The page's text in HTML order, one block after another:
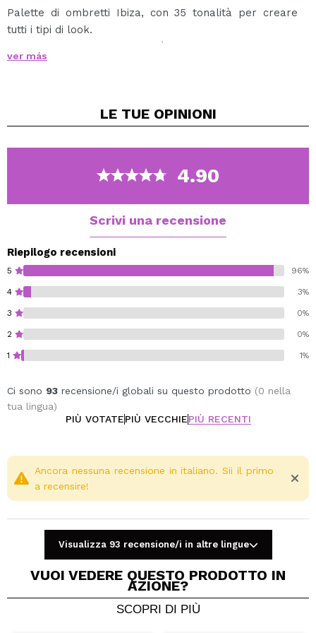
Palette di ombretti Ibiza, con 35 tonalità per creare
tutti i tipi di look.
Questa palette include tonalità opache e luccicanti.
I suoi toni sono molto colorati, dal bianco al nero più
creare un aspetto diverso ogni volta.
ver más
LE TUE OPINIONI
4.90
Scrivi una recensione
Riepilogo recensioni
5 96%
4 3%
3 0%
2 0%
1 1%
Ci sono 93 recensione/i globali su questo prodotto (0 nella
tua lingua)
PIÙ VOTATEPIÙ VECCHIEPIÙ RECENTI
Condividi un video o una foto
Ancora nessuna recensione in italiano. Sii il primo
a recensire!
Visualizza 93 recensione/i in altre lingue
VUOI VEDERE QUESTO PRODOTTO IN
AZIONE?
SCOPRI DI PIÙ